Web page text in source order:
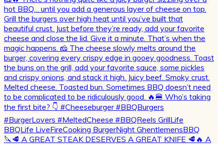
🔪🥩 A GREAT STEAK DESERVES A GREAT KNIFE 🥩🔥 A